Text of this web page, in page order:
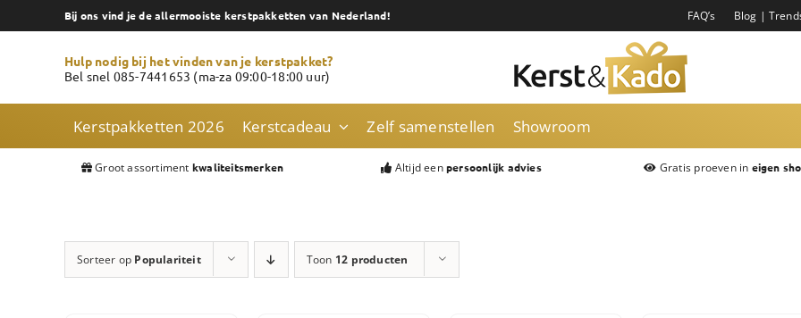
to
Bij ons vind je de allermooiste kerstpakketten van Nederland! FAQ’s Blog |
Hulp nodig bij het vinden van je kerstpakket?
Bel snel 085-7441653 (ma-za 09:00-18:00 uur)
Kerstpakketten 2026 Kerstcadeau Zelf samenstellen Showroom
Groot assortiment kwaliteitsmerken Altijd een persoonlijk advies Gratis proeven in eigen
Sorteer op Populariteit Toon 12 producten